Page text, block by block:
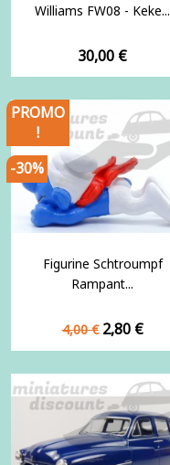
Williams FW08 - Keke...
Prix
30,00 €
Figurine Schtroumpf
Rampant...
Prix
de
4,00 € Prix
2,80 €
PROMO
!
-30%